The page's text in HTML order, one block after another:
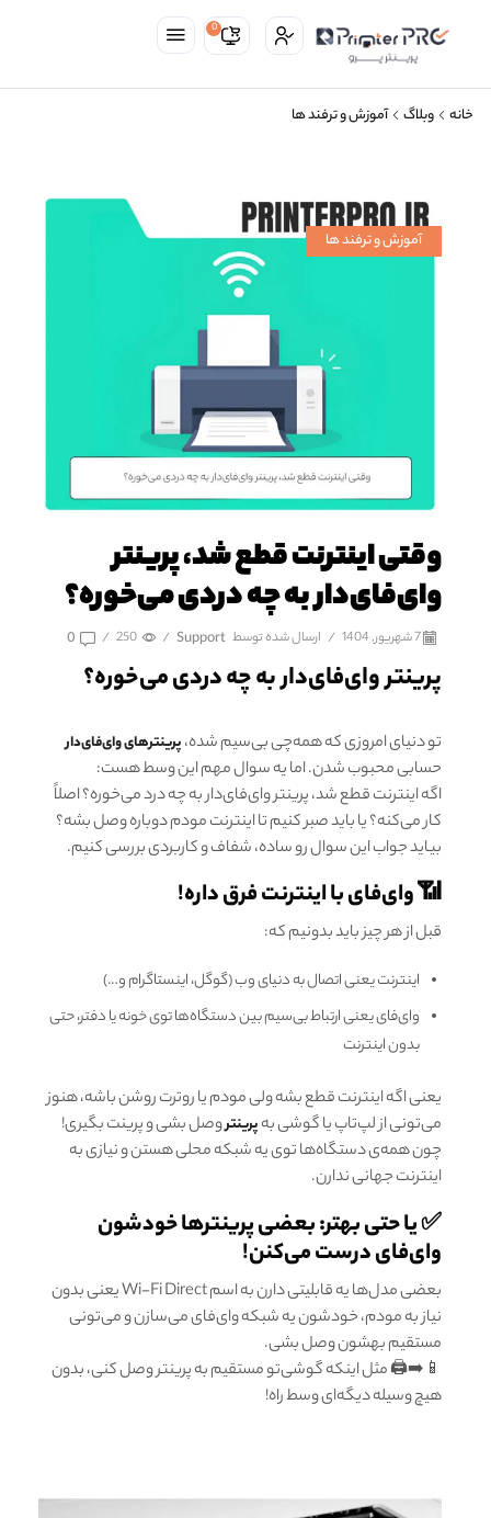
0
خانه وبلاگ آموزش و ترفند ها
آموزش و ترفند ها
وقتی اینترنت قطع شد، پرینتر
وای‌فای‌دار به چه دردی می‌خوره؟
/ ارسال شده توسط Support
/
250
/
0
پرینتر وای‌فای‌دار به چه دردی می‌خوره؟
تو دنیای امروزی که همه‌چی بی‌سیم شده،پرینترهای وای‌فای‌دار
حسابی محبوب شدن. اما یه سوال مهم این وسط هست:
اگه اینترنت قطع شد، پرینتر وای‌فای‌دار به چه درد می‌خوره؟ اصلاً
کار می‌کنه؟ یا باید صبر کنیم تا اینترنت مودم دوباره وصل بشه؟
بیاید جواب این سوال رو ساده، شفاف و کاربردی بررسی کنیم.
📶 وای‌فای با اینترنت فرق داره!
قبل از هر چیز باید بدونیم که:
اینترنت یعنی اتصال به دنیای وب (گوگل، اینستاگرام و…)
وای‌فای یعنی ارتباط بی‌سیم بین دستگاه‌ها توی خونه یا دفتر، حتی
بدون اینترنت
یعنی اگه اینترنت قطع بشه ولی مودم یا روترت روشن باشه، هنوز
می‌تونی از لپ‌تاپ یا گوشی بهپرینتروصل بشی و پرینت بگیری!
چون همه‌ی دستگاه‌ها توی یه شبکه محلی هستن و نیازی به
اینترنت جهانی ندارن.
✅ یا حتی بهتر: بعضی پرینترها خودشون
وای‌فای درست می‌کنن!
بعضی مدل‌ها یه قابلیتی دارن به اسم Wi-Fi Direct یعنی بدون
نیاز به مودم، خودشون یه شبکه وای‌فای می‌سازن و می‌تونی
مستقیم بهشون وصل بشی.
📱➡️🖨️ مثل اینکه گوشی‌تو مستقیم به پرینتر وصل کنی، بدون
هیچ وسیله دیگه‌ای وسط راه!